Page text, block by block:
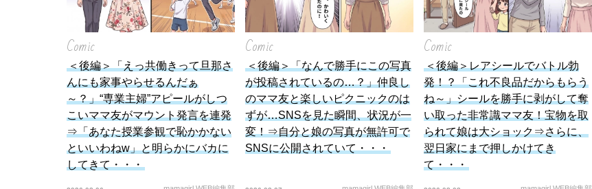
Comic
＜後編＞「えっ共働きって旦那さ
んにも家事やらせるんだぁ
～？」“専業主婦”アピールがしつ
こいママ友がマウント発言を連発
⇒「あなた授業参観で恥かかない
といいわねw」と明らかにバカに
してきて・・・
Comic
＜後編＞「なんで勝手にこの写真
が投稿されているの…？」仲良し
のママ友と楽しいピクニックのは
ずが…SNSを見た瞬間、状況が一
変！⇒自分と娘の写真が無許可で
SNSに公開されていて・・・
Comic
＜後編＞レアシールでバトル勃
発！？「これ不良品だからもらう
ね～」シールを勝手に剥がして奪
い取った非常識ママ友！宝物を取
られて娘は大ショック⇒さらに、
翌日家にまで押しかけてき
て・・・